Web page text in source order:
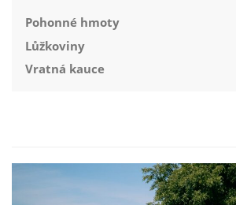
Pohonné hmoty
Lůžkoviny
Vratná kauce